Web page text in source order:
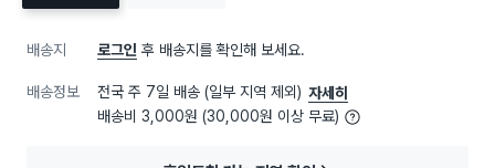
배송지 로그인 후 배송지를 확인해 보세요.
배송정보 전국 주 7일 배송 (일부 지역 제외) 자세히
배송비 3,000원 (30,000원 이상 무료)